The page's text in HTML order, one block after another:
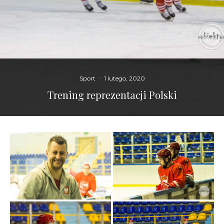
Sport · 1 lutego, 2020
Trening reprezentacji Polski